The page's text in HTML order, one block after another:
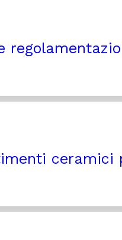
ceramici